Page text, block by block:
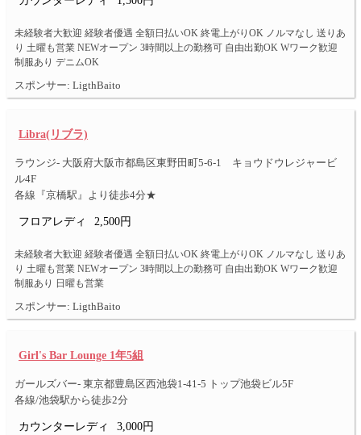
未経験者大歓迎 経験者優遇 全額日払いOK 終電上がりOK ノルマなし 送りあ
り 土曜も営業 NEWオープン 3時間以上の勤務可 自由出勤OK Wワーク歓迎
制服あり デニムOK
スポンサー: LigthBaito
Libra(リブラ)
ラウンジ- 大阪府大阪市都島区東野田町5-6-1 キョウドウレジャービ
ル4F
各線『京橋駅』より徒歩4分★
フロアレディ 2,500円
未経験者大歓迎 経験者優遇 全額日払いOK 終電上がりOK ノルマなし 送りあ
り 土曜も営業 NEWオープン 3時間以上の勤務可 自由出勤OK Wワーク歓迎
制服あり 日曜も営業
スポンサー: LigthBaito
Girl's Bar Lounge 1年5組
ガールズバー- 東京都豊島区西池袋1-41-5 トップ池袋ビル5F
各線/池袋駅から徒歩2分
カウンターレディ 3,000円